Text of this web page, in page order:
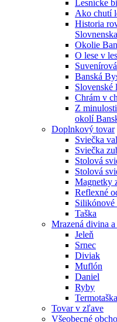
Lesnícke
Ako chutí
Historia
Slovnenska
Okolie
O lese v
Banská
Slovenské
Chrám v
Z
okolí
Doplnkový tovar
Sviečka
Sviečka
Stolová
Stolová
Magnetky
Reflexné
Silikónové
Taška
Mrazená divina
Jeleň
Srnec
Diviak
Muflón
Daniel
Ryby
Termotaška
Tovar v zľave
Všeobecné